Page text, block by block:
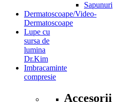
Sapunuri
Dermatoscoape/Video-
Dermatoscoape
Lupe cu
sursa de
lumina
Dr.Kim
Imbracaminte
compresie
Accesorii